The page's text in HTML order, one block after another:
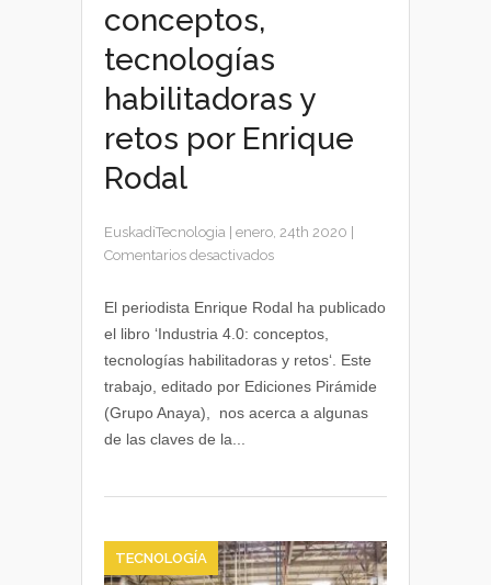
conceptos,
tecnologías
habilitadoras y
retos por Enrique
Rodal
EuskadiTecnologia enero, 24th 2020
Comentarios desactivadosen
4.0:
tecnologías
habilitadoras
y
retos
El periodista Enrique Rodal ha publicado
el libro ‘Industria 4.0: conceptos,
tecnologías habilitadoras y retos‘. Este
trabajo, editado por Ediciones Pirámide
(Grupo Anaya), nos acerca a algunas
de las claves de la...
TECNOLOGÍA